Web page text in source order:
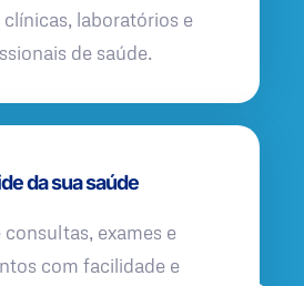
laboratórios e
de saúde.
da sua saúde
consultas, exames e
com facilidade e